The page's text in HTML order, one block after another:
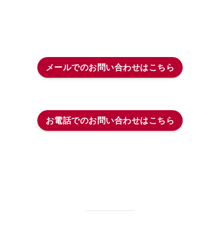
メールでのお問い合わせはこちら
お電話でのお問い合わせはこちら